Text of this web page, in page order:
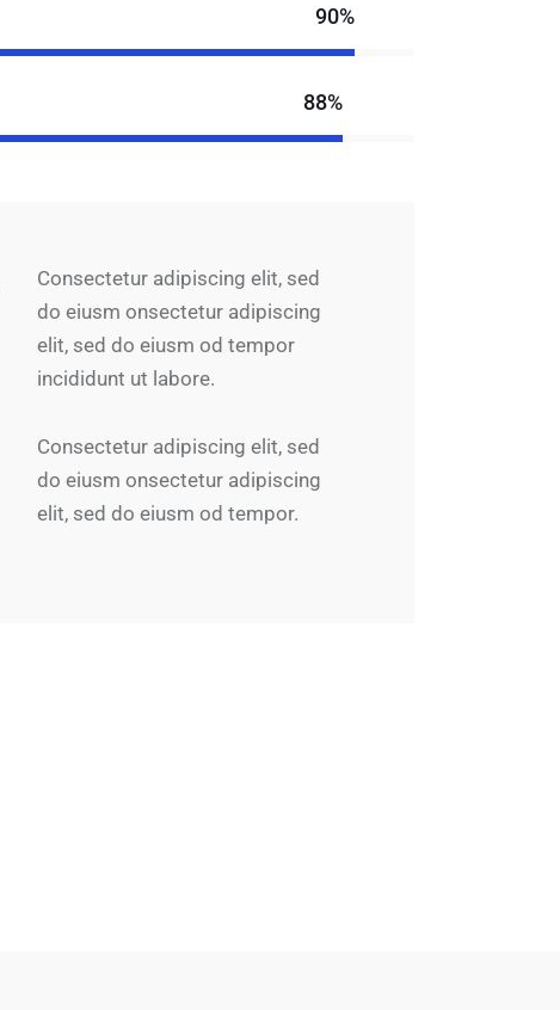
90%
88%
Consectetur adipiscing elit, sed
do eiusm onsectetur adipiscing
elit, sed do eiusm od tempor
incididunt ut labore.
Consectetur adipiscing elit, sed
do eiusm onsectetur adipiscing
elit, sed do eiusm od tempor.